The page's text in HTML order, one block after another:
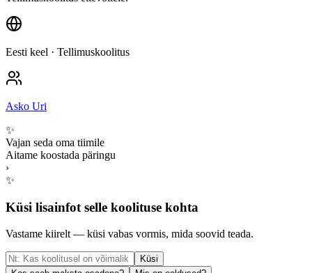
Eesti keel · Tellimuskoolitus
Asko Uri
✨
Vajan seda oma tiimile
Aitame koostada päringu
›
✨
Küsi lisainfot selle koolituse kohta
Vastame kiirelt — küsi vabas vormis, mida soovid teada.
Küsi